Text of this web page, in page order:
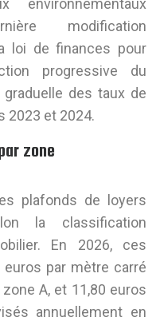
modification
loi de finances pour
progressive du
des taux de
2023 et 2024.
zone
plafonds de loyers
la classification
En 2026, ces
euros par mètre carré
A, et 11,80 euros
annuellement en